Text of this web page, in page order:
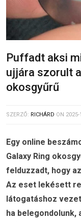
Puffadt aksi
ujjára szorult
okosgyűrű
SZERZŐ: RICHÁRD ON 2025-
Egy online
Galaxy Ring
felduzzadt, hogy
Az eset lekésett
látogatáshoz
ha